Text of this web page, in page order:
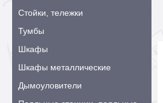
Стойки, тележки
Тумбы
Шкафы
Шкафы металлические
Дымоуловители